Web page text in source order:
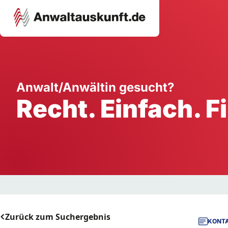
Ausbildung
Handwerk
Dienstleistung
Anwalt/Anwältin gesucht?
Recht. Einfach.
Zurück zum Suchergebnis